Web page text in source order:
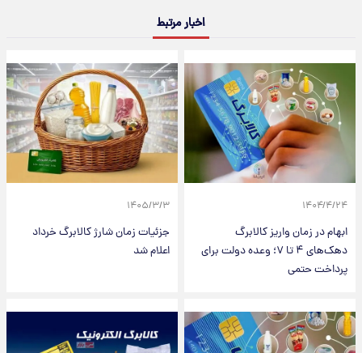
اخبار مرتبط
۱۴۰۴/۴/۲۴
ابهام در زمان واریز کالابرگ
دهک‌های ۴ تا ۷؛ وعده دولت برای
پرداخت حتمی
۱۴۰۵/۳/۳
جزئیات زمان شارژ کالابرگ خرداد
اعلام شد